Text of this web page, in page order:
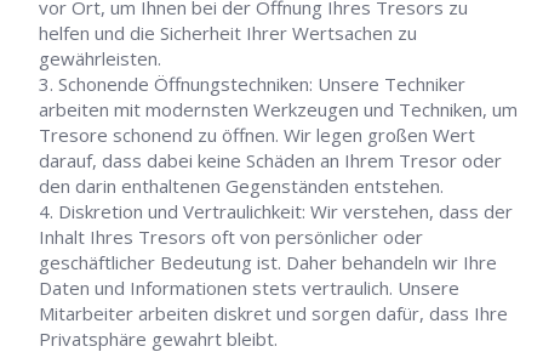
vor Ort, um Ihnen bei der Öffnung Ihres Tresors zu
helfen und die Sicherheit Ihrer Wertsachen zu
gewährleisten.
Schonende Öffnungstechniken: Unsere Techniker
arbeiten mit modernsten Werkzeugen und Techniken, um
Tresore schonend zu öffnen. Wir legen großen Wert
darauf, dass dabei keine Schäden an Ihrem Tresor oder
den darin enthaltenen Gegenständen entstehen.
Diskretion und Vertraulichkeit: Wir verstehen, dass der
Inhalt Ihres Tresors oft von persönlicher oder
geschäftlicher Bedeutung ist. Daher behandeln wir Ihre
Daten und Informationen stets vertraulich. Unsere
Mitarbeiter arbeiten diskret und sorgen dafür, dass Ihre
Privatsphäre gewahrt bleibt.